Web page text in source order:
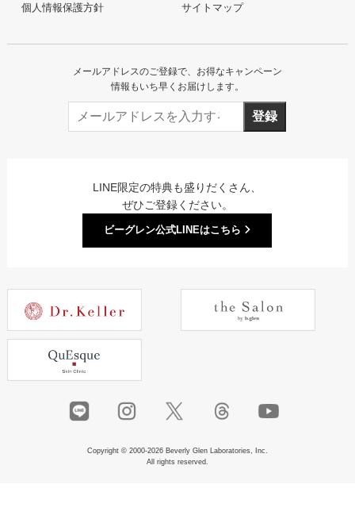
個人情報保護方針
サイトマップ
メールアドレスのご登録で、お得なキャンペーン
情報もいち早くお届けします。
登録
LINE限定の特典も盛りだくさん、
ぜひご登録ください。
ビーグレン公式LINEはこちら
Copyright © 2000-2026 Beverly Glen Laboratories, Inc.
All rights reserved.